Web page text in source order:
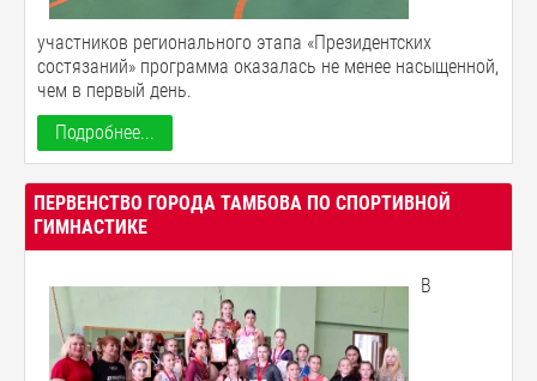
участников регионального этапа «Президентских
состязаний» программа оказалась не менее насыщенной,
чем в первый день.
Подробнее...
ПЕРВЕНСТВО ГОРОДА ТАМБОВА ПО СПОРТИВНОЙ
ГИМНАСТИКЕ
В